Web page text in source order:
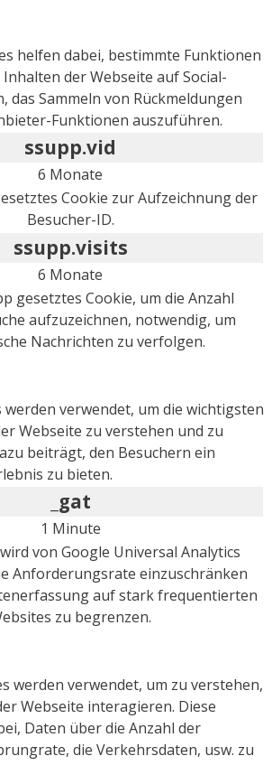
helfen dabei, bestimmte Funktionen
der Webseite auf Social-
das Sammeln von Rückmeldungen
Funktionen auszuführen.
ssupp.vid
6 Monate
Cookie zur Aufzeichnung der
Besucher-ID.
ssupp.visits
6 Monate
gesetztes Cookie, um die Anzahl
aufzuzeichnen, notwendig, um
Nachrichten zu verfolgen.
verwendet, um die wichtigsten
Webseite zu verstehen und zu
beiträgt, den Besuchern ein
zu bieten.
_gat
1 Minute
von Google Universal Analytics
Anforderungsrate einzuschränken
auf stark frequentierten
zu begrenzen.
werden verwendet, um zu verstehen,
Webseite interagieren. Diese
Daten über die Anzahl der
die Verkehrsdaten, usw. zu